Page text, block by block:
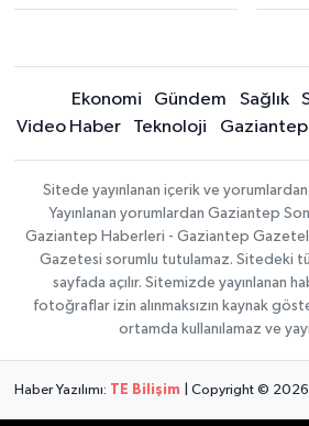
Ekonomi Gündem Sağlık
Video Haber
Teknoloji
Sitede yayınlanan içerik ve
Yayınlanan yorumlardan Gaziantep
Gaziantep Haberleri - Gaziantep
Gazetesi sorumlu tutulamaz. Sitedeki
sayfada açılır. Sitemizde yayınlanan
fotoğraflar izin alınmaksızın kaynak
ortamda kullanılamaz ve
Haber Yazılımı: TE Bilişim | Copyright © 2026